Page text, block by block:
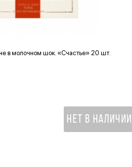
в молочном шок. «Счастье» 20 шт.
НЕТ В НАЛИЧИИ